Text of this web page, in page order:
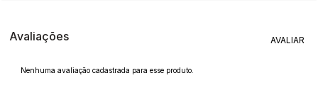
Avaliações
Nenhuma avaliação cadastrada para esse produto.